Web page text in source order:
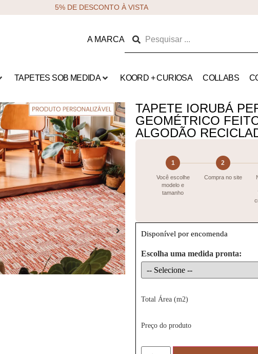
5% DE DESCONTO À VISTA
A MARCA
TAPETES SOB MEDIDA KOORD + CURIOSA COLLABS
TAPETE IORUBÁ
GEOMÉTRICO
ALGODÃO
1
Você escolhe
modelo e
tamanho
2
Compra no site
Disponível por encomenda
Escolha uma medida pronta:
Total Área (m2)
Preço do produto